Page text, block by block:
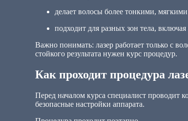
делает волосы более тонкими,
подходит для разных зон тела,
Важно понимать: лазер работает только с
стойкого результата нужен курс процедур.
Как проходит процедура
Перед началом курса специалист проводит
безопасные настройки аппарата.